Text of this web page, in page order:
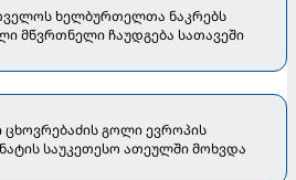
ხელბურთელთა ნაკრებს
მწვრთნელი ჩაუდგება სათავეში
ცხოვრებაძის გოლი ევროპის
საუკეთესო ათეულში მოხვდა